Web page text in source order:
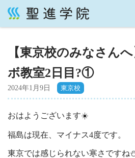
コ
テ
ン
ツ
へ
ス
キ
プ
【東京校のみなさん
ボ教室2日目?①
2024年1月9日
おはようございます☀️
福島は現在、マイナス4度です。
東京では感じられない寒さですね